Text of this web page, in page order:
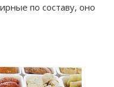
по составу, оно